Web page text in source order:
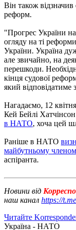
Він також
реформ.
"Прогрес України
огляду на ті
України. Україна
але звичайно, на
перешкоди.
кінця судової
який відповідатиме
Нагадаємо, 12
Кей Бейлі
в НАТО, хоча цей
Раніше в НАТО
майбутньому членом
аспіранта.
Новини від
наш канал https://
Читайте
Україна - НАТО